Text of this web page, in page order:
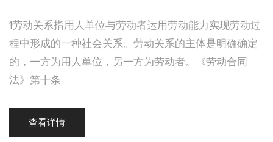
1劳动关系指用人单位与劳动者运用劳动能力实现劳动过
程中形成的一种社会关系。劳动关系的主体是明确确定
的，一方为用人单位，另一方为劳动者。《劳动合同
法》第十条
查看详情